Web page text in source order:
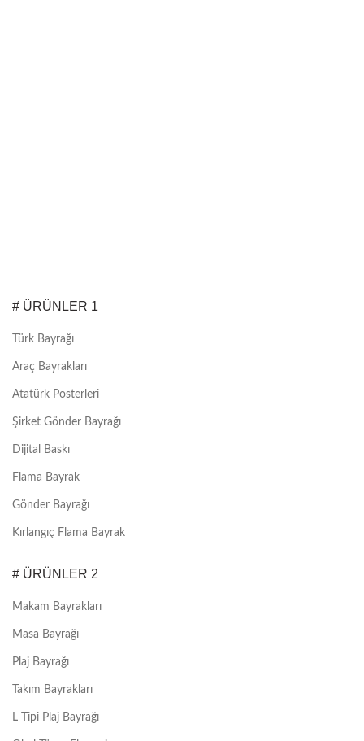
# ÜRÜNLER 1
Türk Bayrağı
Araç Bayrakları
Atatürk Posterleri
Şirket Gönder Bayrağı
Dijital Baskı
Flama Bayrak
Gönder Bayrağı
Kırlangıç Flama Bayrak
# ÜRÜNLER 2
Makam Bayrakları
Masa Bayrağı
Plaj Bayrağı
Takım Bayrakları
L Tipi Plaj Bayrağı